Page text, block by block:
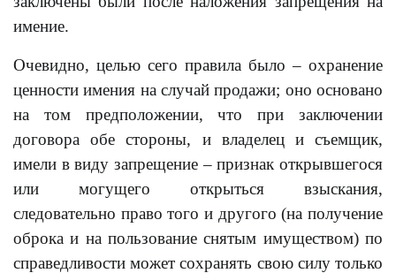
имение.
Очевидно, целью сего правила было – охранение
ценности имения на случай продажи; оно основано
на том предположении, что при заключении
договора обе стороны, и владелец и съемщик,
имели в виду запрещение – признак открывшегося
или могущего открыться взыскания,
следовательно право того и другого (на получение
оброка и на пользование снятым имуществом) по
справедливости может сохранять свою силу только